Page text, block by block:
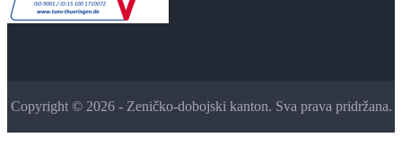
Copyright © 2026 - Zeničko-dobojski kanton. Sva prava pridržana.